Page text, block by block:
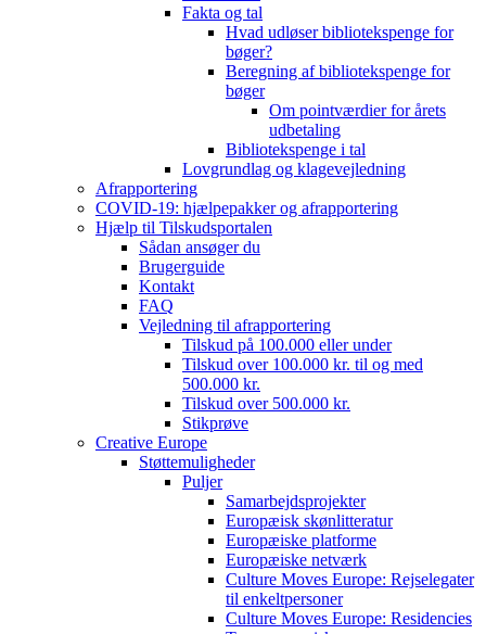
Fakta og tal
Hvad udløser bibliotekspenge for
bøger?
Beregning af bibliotekspenge for
bøger
Om pointværdier for årets
udbetaling
Bibliotekspenge i tal
Lovgrundlag og klagevejledning
Afrapportering
COVID-19: hjælpepakker og afrapportering
Hjælp til Tilskudsportalen
Sådan ansøger du
Brugerguide
Kontakt
FAQ
Vejledning til afrapportering
Tilskud på 100.000 eller under
Tilskud over 100.000 kr. til og med
500.000 kr.
Tilskud over 500.000 kr.
Stikprøve
Creative Europe
Støttemuligheder
Puljer
Samarbejdsprojekter
Europæisk skønlitteratur
Europæiske platforme
Europæiske netværk
Culture Moves Europe: Rejselegater
til enkeltpersoner
Culture Moves Europe: Residencies